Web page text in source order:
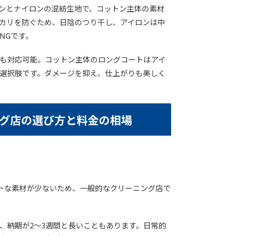
とナイロンの混紡生地で、コットン主体の素材
リを防ぐため、日陰のつり干し、アイロンは中
です。
対応可能。コットン主体のロングコートはアイ
択肢です。ダメージを抑え、仕上がりも美しく
店の選び方と料金の相場
素材が少ないため、一般的なクリーニング店で
納期が2〜3週間と長いこともあります。日常的